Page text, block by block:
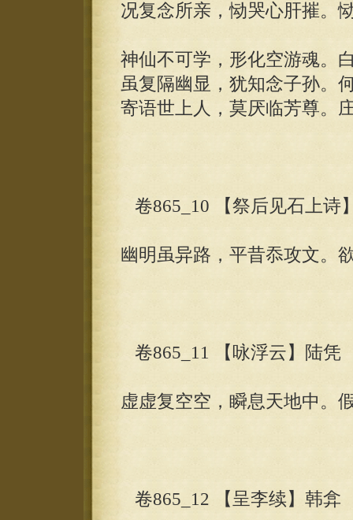
况复念所亲，恸哭心肝摧。
神仙不可学，形化空游魂。
虽复隔幽显，犹知念子孙。
寄语世上人，莫厌临芳尊。
卷865_10 【祭后见石上诗
幽明虽异路，平昔忝攻文。
卷865_11 【咏浮云】陆凭
虚虚复空空，瞬息天地中。
卷865_12 【呈李续】韩弇